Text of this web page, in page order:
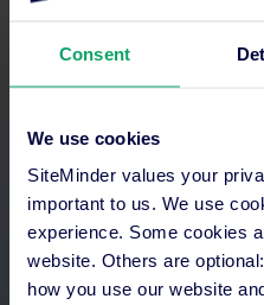
Consent
We use cookies
SiteMinder values your
important to us. We use
experience. Some cookies
website. Others are
how you use our website
Aceda a tudo num só lugar.
automatizados e integre com
Equipas exclusivas de